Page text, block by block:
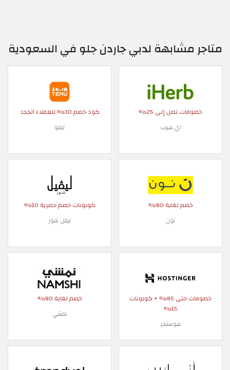
متاجر مشابهة لدبي جاردن جلو في السعودية
خصومات تصل إلى 25%
اي هيرب
كود خصم 30% للعملاء الجدد
تيمو
خصم لغاية 80%
نون
كوبونات خصم حصرية 10%
ليفل شوز
خصومات حتى 85% + كوبونات
15%
هوستنجر
خصم لغاية 80%
نمشي